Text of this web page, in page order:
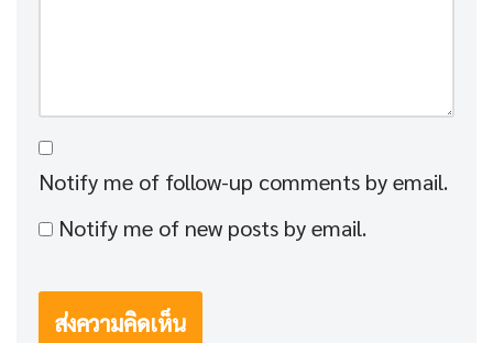
Notify me of follow-up comments by email.
Notify me of new posts by email.